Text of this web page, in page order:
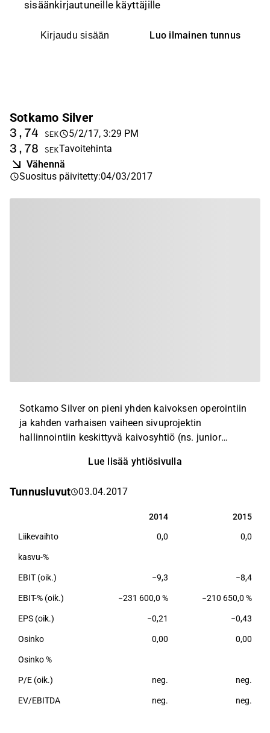
sisäänkirjautuneille käyttäjille
Kirjaudu sisään Luo ilmainen tunnus
Sotkamo Silver
3,74 SEK 5/2/17, 3:29 PM
3,78 SEKTavoitehinta
Vähennä
Suositus päivitetty:04/03/2017
Sotkamo Silver on pieni yhden kaivoksen operointiin
ja kahden varhaisen vaiheen sivuprojektin
hallinnointiin keskittyvä kaivosyhtiö (ns. junior
rekisteröidystä emoyhtiö Sotkamo Silver AB:stä ja
Silver Oy:stä. Yhtiöllä on myös mineraalioikeuksia
Lue lisää yhtiösivulla
Tunnusluvut 03.04.2017
2014 2015
2014 2015
Liikevaihto 0,0 0,0
kasvu-%
EBIT (oik.) −9,3 −8,4
EBIT-% (oik.) −231 600,0 % −210 650,0 %
EPS (oik.) −0,21 −0,43
Osinko 0,00 0,00
Osinko %
P/E (oik.) neg. neg.
EV/EBITDA neg. neg.